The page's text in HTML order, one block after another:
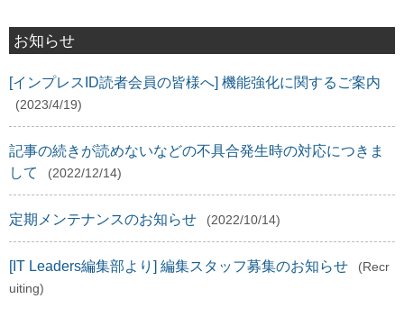
お知らせ
[インプレスID読者会員の皆様へ] 機能強化に関するご案内
(2023/4/19)
記事の続きが読めないなどの不具合発生時の対応につきま
して
(2022/12/14)
定期メンテナンスのお知らせ (2022/10/14)
[IT Leaders編集部より] 編集スタッフ募集のお知らせ
(Recr
uiting)